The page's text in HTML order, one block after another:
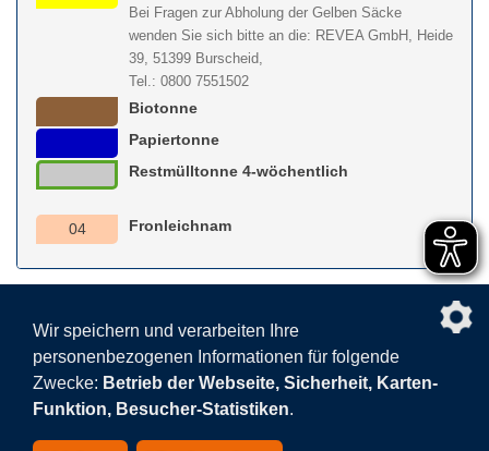
Bei Fragen zur Abholung der Gelben Säcke
wenden Sie sich bitte an die: REVEA GmbH, Heide
39, 51399 Burscheid,
Tel.: 0800 7551502
Biotonne
Papiertonne
Restmülltonne 4-wöchentlich
04 Fronleichnam
nach
Impressum
Wir speichern und verarbeiten Ihre
personenbezogenen Informationen für folgende
Zwecke: Betrieb der Webseite, Sicherheit, Karten-
Funktion, Besucher-Statistiken.